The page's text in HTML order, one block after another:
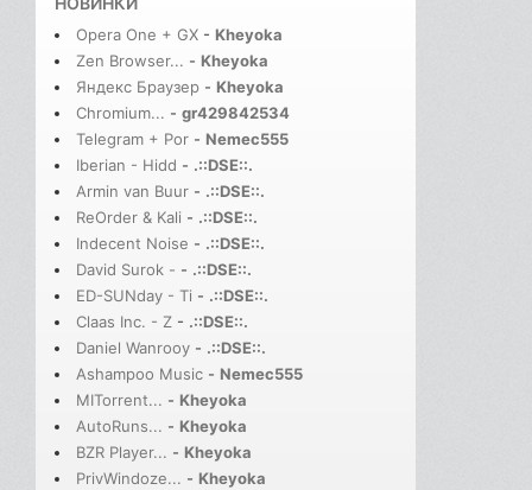
Opera One + GX - Kheyoka
Zen Browser... - Kheyoka
Яндекс Браузер - Kheyoka
Chromium... - gr429842534
Telegram + Por - Nemec555
Iberian - Hidd - .::DSE::.
Armin van Buur - .::DSE::.
ReOrder & Kali - .::DSE::.
Indecent Noise - .::DSE::.
David Surok - - .::DSE::.
ED-SUNday - Ti - .::DSE::.
Claas Inc. - Z - .::DSE::.
Daniel Wanrooy - .::DSE::.
Ashampoo Music - Nemec555
MITorrent... - Kheyoka
AutoRuns... - Kheyoka
BZR Player... - Kheyoka
PrivWindoze... - Kheyoka